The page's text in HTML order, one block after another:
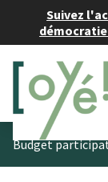
Suivez
Budget